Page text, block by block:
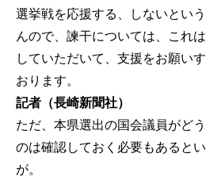
選挙戦を応援する、しないとい
んので、諫干については、これ
していただいて、支援をお願い
おります。
記者（長崎新聞社）
ただ、本県選出の国会議員がど
のは確認しておく必要もあると
が。